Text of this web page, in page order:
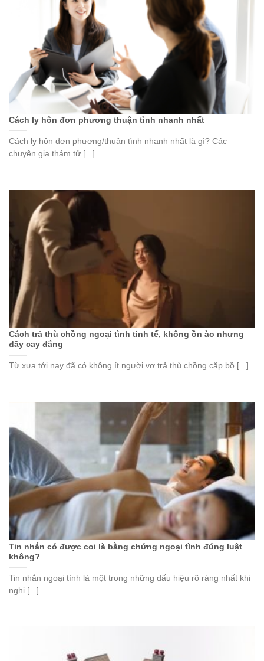
Cách ly hôn đơn phương thuận tình nhanh nhất
Cách ly hôn đơn phương/thuận tình nhanh nhất là gì? Các
chuyên gia thám tử [...]
Cách trả thù chồng ngoại tình tinh tế, không ồn ào nhưng
đầy cay đắng
Từ xưa tới nay đã có không ít người vợ trả thù chồng cặp bồ [...]
Tin nhắn có được coi là bằng chứng ngoại tình đúng luật
không?
Tin nhắn ngoại tình là một trong những dấu hiệu rõ ràng nhất khi
nghi [...]